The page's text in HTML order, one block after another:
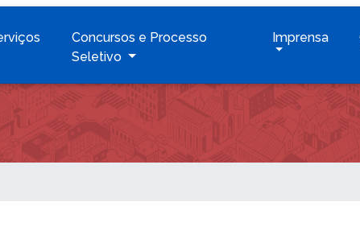
Concursos e Processo
Seletivo
Imprensa